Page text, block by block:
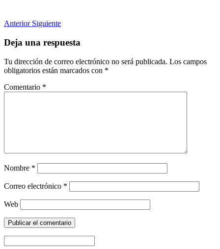
Anterior Siguiente
Deja una respuesta
Tu dirección de correo electrónico no será publicada. Los campos
obligatorios están marcados con *
Comentario *
Nombre *
Correo electrónico *
Web